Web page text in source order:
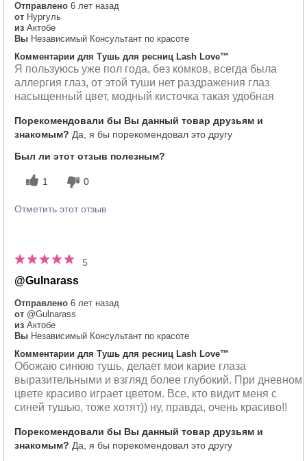
Отправлено 6 лет назад
от Нургуль
из Актобе
Вы Независимый Консультант по красоте
Комментарии для Тушь для ресниц Lash Love™
Я пользуюсь уже пол года, без комков, всегда была
аллергия глаз, от этой туши нет раздражения глаз
насыщенный цвет, модный кисточка такая удобная
Порекомендовали бы Вы данный товар друзьям и
знакомым? Да, я бы порекомендовал это другу
Был ли этот отзыв полезным?
1 0
Отметить этот отзыв
5
@Gulnarass
Отправлено 6 лет назад
от @Gulnarass
из Актобе
Вы Независимый Консультант по красоте
Комментарии для Тушь для ресниц Lash Love™
Обожаю синюю тушь, делает мои карие глаза
выразительными и взгляд более глубокий. При дневном
цвете красиво играет цветом. Все, кто видит меня с
синей тушью, тоже хотят)) ну, правда, очень красиво!!
Порекомендовали бы Вы данный товар друзьям и
знакомым? Да, я бы порекомендовал это другу